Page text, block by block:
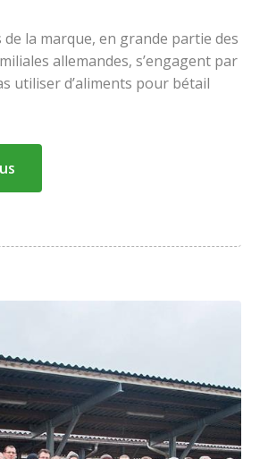
la marque, en grande partie des
allemandes, s’engagent par
utiliser d’aliments pour bétail